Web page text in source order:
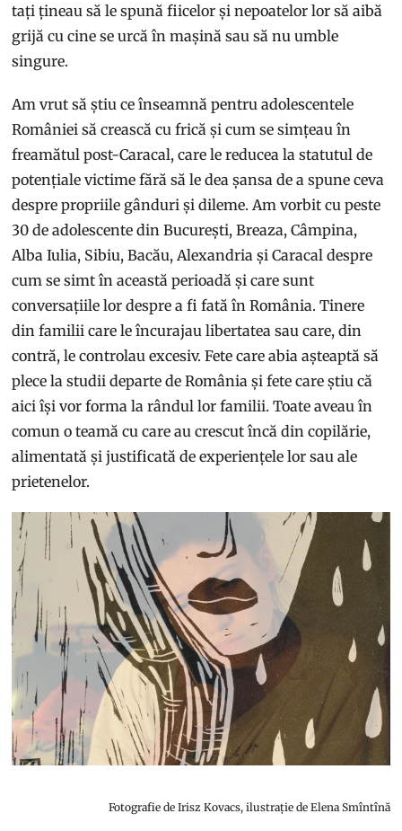
tați țineau să le spună fiicelor și nepoatelor lor să aibă
grijă cu cine se urcă în mașină sau să nu umble
singure.
Am vrut să știu ce înseamnă pentru adolescentele
României să crească cu frică și cum se simțeau în
freamătul post-Caracal, care le reducea la statutul de
potențiale victime fără să le dea șansa de a spune ceva
despre propriile gânduri și dileme. Am vorbit cu peste
30 de adolescente din București, Breaza, Câmpina,
Alba Iulia, Sibiu, Bacău, Alexandria și Caracal despre
cum se simt în această perioadă și care sunt
conversațiile lor despre a fi fată în România. Tinere
din familii care le încurajau libertatea sau care, din
contră, le controlau excesiv. Fete care abia așteaptă să
plece la studii departe de România și fete care știu că
aici își vor forma la rândul lor familii. Toate aveau în
comun o teamă cu care au crescut încă din copilărie,
alimentată și justificată de experiențele lor sau ale
prietenelor.
Fotografie de Irisz Kovacs, ilustrație de Elena Smîntînă